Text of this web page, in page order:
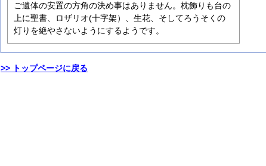
ご遺体の安置の方角の決め事はありません。枕飾りも台の
上に聖書、ロザリオ(十字架）、生花、そしてろうそくの
灯りを絶やさないようにするようです。
>> トップページに戻る